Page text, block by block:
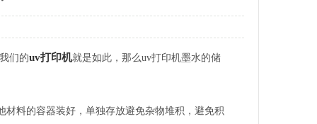
们的uv打印机就是如此，那么uv打印机墨水的储
料的容器装好，单独存放避免杂物堆积，避免积